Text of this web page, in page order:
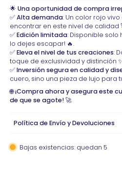
🌟 Una oportunidad de compra
✅Alta demanda: Un color rojo
encontrar en este nivel de calidad
✅Edición limitada: Disponible solo
lo dejes escapar! 🔥.
✅Eleva el nivel de tus creaciones:
toque de exclusividad y distinción
✅Inversión segura en calidad y
cuero, sino una pieza de lujo para
🌐¡Compra ahora y asegura este
de que se agote!🚀
Política de Envío y Devoluciones
Bajas existencias: quedan 5